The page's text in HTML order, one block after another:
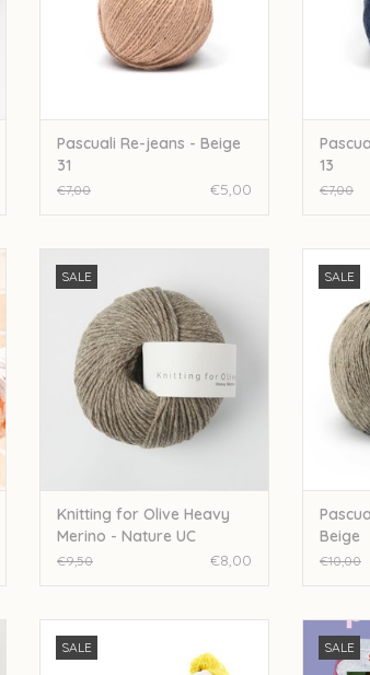
Pascuali Re-jeans - Beige
31
€7,00 €5,00
13
€7,00
SALEHeavy Merino - Nature UC
TOEVOEGEN AAN WINKELWAGEN
Knitting for Olive Heavy
Merino - Nature UC
€9,50 €8,00
SALE
Beige
€10,00
SALEMerino Singles - Semi Solid
SALE